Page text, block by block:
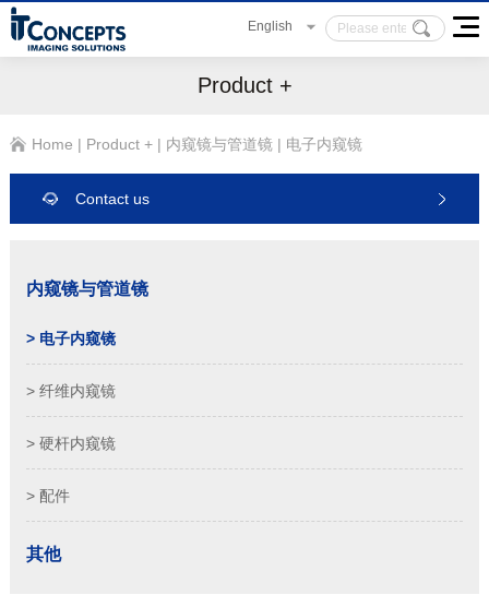
English
Product +
Home | Product +| 内窥镜与管道镜| 电子内窥镜
Contact us
内窥镜与管道镜
> 电子内窥镜
> 纤维内窥镜
> 硬杆内窥镜
> 配件
其他